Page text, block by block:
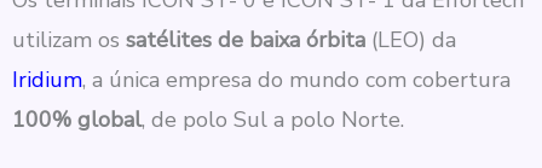
utilizam os satélites de baixa órbita (LEO) da
Iridium, a única empresa do mundo com cobertura
100% global, de polo Sul a polo Norte.